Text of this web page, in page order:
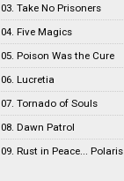
03. Take No Prisoners
04. Five Magics
05. Poison Was the Cure
06. Lucretia
07. Tornado of Souls
08. Dawn Patrol
09. Rust in Peace... Polaris